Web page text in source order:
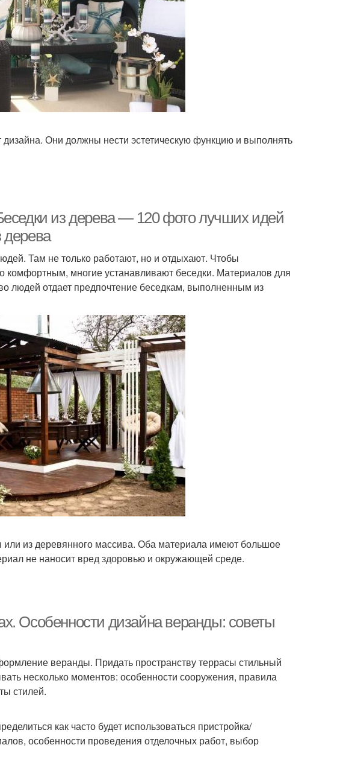
Они должны нести эстетическую функцию и выполнять
из дерева — 120 фото лучших идей
Там не только работают, но и отдыхают. Чтобы
многие устанавливают беседки. Материалов для
людей отдает предпочтение беседкам, выполненным из
из деревянного массива. Оба материала имеют большое
не наносит вред здоровью и окружающей среде.
Особенности дизайна веранды: советы
веранды. Придать пространству террасы стильный
несколько моментов: особенности сооружения, правила
стилей.
как часто будет использоваться пристройка/
особенности проведения отделочных работ, выбор